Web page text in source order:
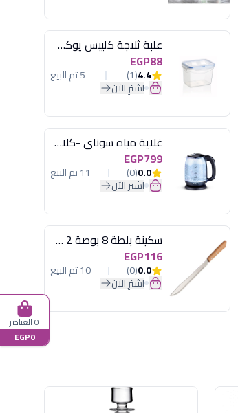
علبة ثلاجة كليبس يوكسان
EGP88
4.4
(1) 5 تم البيع
اشترِ الآن
غلاية مياه سوناي -كلاسيك 2200 وات، 1.7 لتر زجاج اضائة ليد - MAR-3752
EGP799
0.0
(0) 11 تم البيع
اشترِ الآن
سكينة بلطة 8 بوصة 2 مسمار
EGP116
0.0
(0) 10 تم البيع
اشترِ الآن
0 العناصر
EGP0